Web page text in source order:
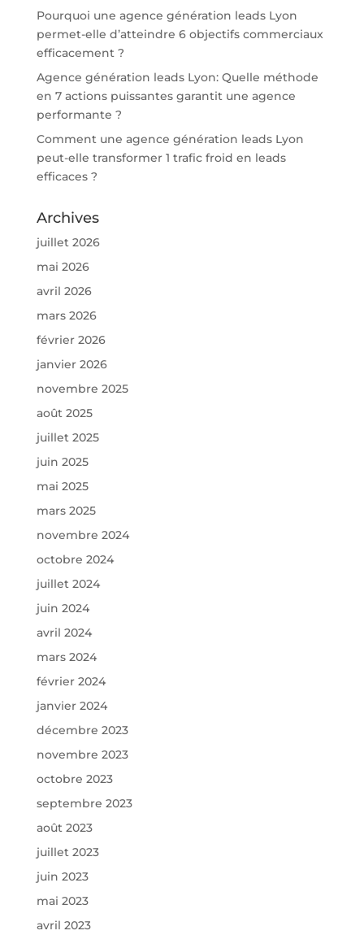
Pourquoi une agence génération leads Lyon
permet-elle d’atteindre 6 objectifs commerciaux
efficacement ?
Agence génération leads Lyon: Quelle méthode
en 7 actions puissantes garantit une agence
performante ?
Comment une agence génération leads Lyon
peut-elle transformer 1 trafic froid en leads
efficaces ?
Archives
juillet 2026
mai 2026
avril 2026
mars 2026
février 2026
janvier 2026
novembre 2025
août 2025
juillet 2025
juin 2025
mai 2025
mars 2025
novembre 2024
octobre 2024
juillet 2024
juin 2024
avril 2024
mars 2024
février 2024
janvier 2024
décembre 2023
novembre 2023
octobre 2023
septembre 2023
août 2023
juillet 2023
juin 2023
mai 2023
avril 2023